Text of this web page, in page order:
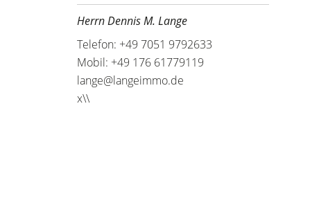
Herrn Dennis M. Lange
Telefon: +49 7051 9792633
Mobil: +49 176 61779119
lange@langeimmo.de
x\\